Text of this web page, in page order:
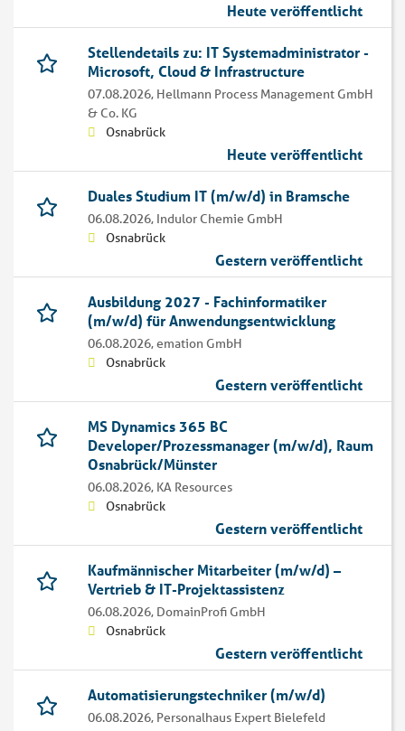
Heute veröffentlicht
Stellendetails zu: IT Systemadministrator -
Microsoft, Cloud & Infrastructure
07.08.2026, Hellmann Process Management GmbH
& Co. KG
Osnabrück
Heute veröffentlicht
Duales Studium IT (m/w/d) in Bramsche
06.08.2026, Indulor Chemie GmbH
Osnabrück
Gestern veröffentlicht
Ausbildung 2027 - Fachinformatiker
(m/w/d) für Anwendungsentwicklung
06.08.2026,emation GmbH
Osnabrück
Gestern veröffentlicht
MS Dynamics 365 BC
Developer/Prozessmanager (m/w/d), Raum
Osnabrück/Münster
06.08.2026, KA Resources
Osnabrück
Gestern veröffentlicht
Kaufmännischer Mitarbeiter (m/w/d) –
Vertrieb & IT-Projektassistenz
06.08.2026, DomainProfi GmbH
Osnabrück
Gestern veröffentlicht
Automatisierungstechniker (m/w/d)
06.08.2026, Personalhaus Expert Bielefeld